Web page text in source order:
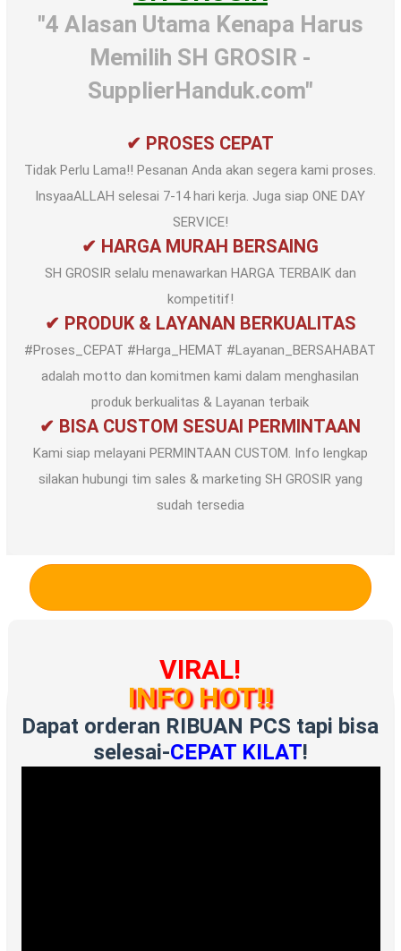
"4 Alasan Utama Kenapa Harus
Memilih SH GROSIR -
SupplierHanduk.com"
✔ PROSES CEPAT
Tidak Perlu Lama!! Pesanan Anda akan segera kami proses.
InsyaaALLAH selesai 7-14 hari kerja. Juga siap ONE DAY
SERVICE!
✔ HARGA MURAH BERSAING
SH GROSIR selalu menawarkan HARGA TERBAIK dan
kompetitif!
✔ PRODUK & LAYANAN BERKUALITAS
#Proses_CEPAT #Harga_HEMAT #Layanan_BERSAHABAT
adalah motto dan komitmen kami dalam menghasilan
produk berkualitas & Layanan terbaik
✔ BISA CUSTOM SESUAI PERMINTAAN
Kami siap melayani PERMINTAAN CUSTOM. Info lengkap
silakan hubungi tim sales & marketing SH GROSIR yang
sudah tersedia
VIRAL!
INFO HOT!!
Dapat orderan RIBUAN PCS tapi bisa
selesai-CEPAT KILAT!